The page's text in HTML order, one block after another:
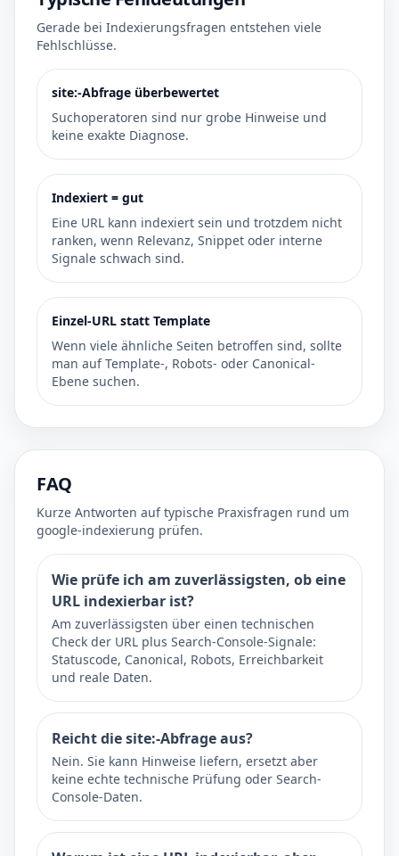
Gerade bei Indexierungsfragen entstehen viele
Fehlschlüsse.
site:-Abfrage überbewertet
Suchoperatoren sind nur grobe Hinweise und
keine exakte Diagnose.
Indexiert = gut
Eine URL kann indexiert sein und trotzdem nicht
ranken, wenn Relevanz, Snippet oder interne
Signale schwach sind.
Einzel-URL statt Template
Wenn viele ähnliche Seiten betroffen sind, sollte
man auf Template-, Robots- oder Canonical-
Ebene suchen.
FAQ
Kurze Antworten auf typische Praxisfragen rund um
google-indexierung prüfen.
Wie prüfe ich am zuverlässigsten, ob eine
URL indexierbar ist?
Am zuverlässigsten über einen technischen
Check der URL plus Search-Console-Signale:
Statuscode, Canonical, Robots, Erreichbarkeit
und reale Daten.
Reicht die site:-Abfrage aus?
Nein. Sie kann Hinweise liefern, ersetzt aber
keine echte technische Prüfung oder Search-
Console-Daten.